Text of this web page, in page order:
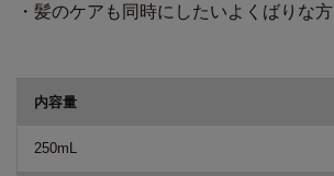
・髪のケアも同時にしたいよくばりな方
内容量
250mL